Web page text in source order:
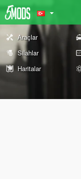
Araçlar
Silahlar
Haritalar